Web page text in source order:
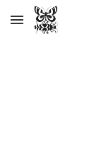
Skip to main content